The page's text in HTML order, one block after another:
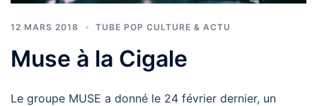
12 MARS 2018 TUBE POP CULTURE & ACTU
Muse à la Cigale
Le groupe MUSE a donné le 24 février dernier, un